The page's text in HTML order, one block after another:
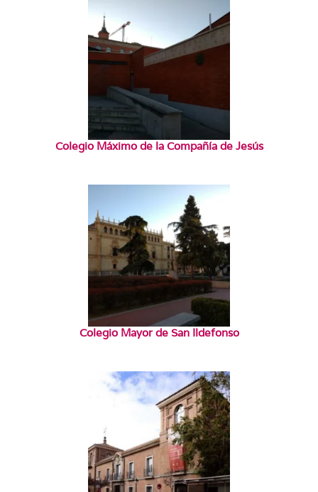
Colegio Máximo de la Compañía de Jesús
Colegio Mayor de San Ildefonso